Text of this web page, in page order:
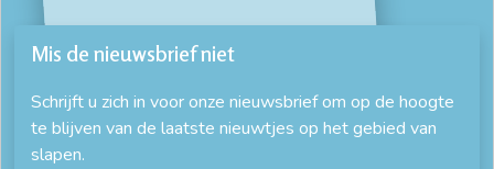
Mis de nieuwsbrief niet
Schrijft u zich in voor onze nieuwsbrief om op de hoogte
te blijven van de laatste nieuwtjes op het gebied van
slapen.